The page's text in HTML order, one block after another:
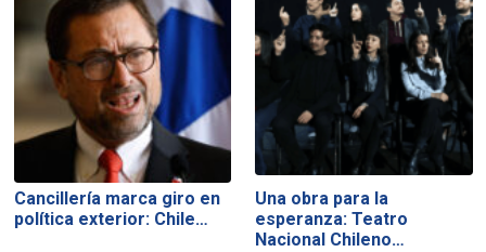
Cancillería marca giro en
política exterior: Chile…
Una obra para la
esperanza: Teatro
Nacional Chileno…